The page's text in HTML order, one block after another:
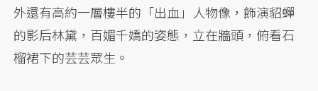
外還有高約一層樓半的「出血」人物像，飾演貂蟬
的影后林黛，百媚千嬌的姿態，立在牆頭，俯看石
榴裙下的芸芸眾生。